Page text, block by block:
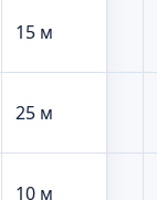
15 м
25 м
10 м